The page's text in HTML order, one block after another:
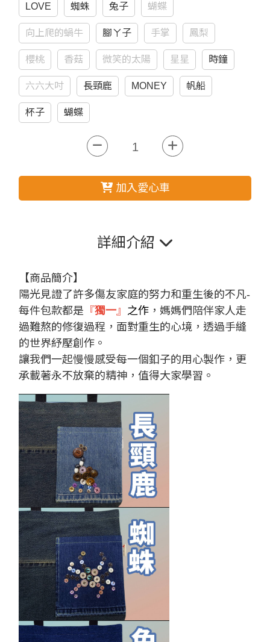
LOVE 蜘蛛 兔子 蝴蝶
向上爬的蝸牛 腳ㄚ子 手掌 鳳梨
櫻桃 香菇 微笑的太陽 星星 時鐘
六六大吋 長頸鹿 MONEY 帆船
杯子 蝴蝶
加入愛心車
詳細介紹
【商品簡介】
陽光見證了許多傷友家庭的努力和重生後的不凡-
每件包款都是 『獨一 』 之作 ，媽媽們陪伴家人走
過難熬的修復過程，面對重生的心境，透過手縫
的世界紓壓創作。
讓我們一起慢慢感受每一個釦子的用心製作，更
承載著永不放棄的精神，值得大家學習。